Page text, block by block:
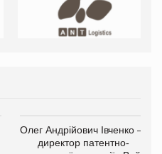
Олег Андрійович Івченко —
директор патентно-